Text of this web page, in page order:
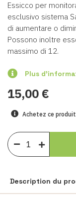
Essicco per
esclusivo sistema
di aumentare o
Possono inoltre
massimo di 12.
Plus
15,00 €
Achetez ce
Description du